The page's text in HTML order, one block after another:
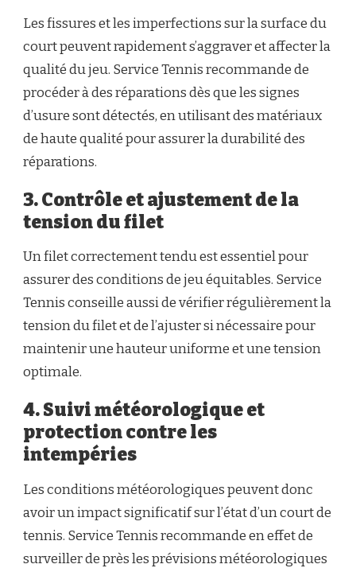
Les fissures et les imperfections sur la surface du
court peuvent rapidement s’aggraver et affecter la
qualité du jeu. Service Tennis recommande de
procéder à des réparations dès que les signes
d’usure sont détectés, en utilisant des matériaux
de haute qualité pour assurer la durabilité des
réparations.
3. Contrôle et ajustement de la
tension du filet
Un filet correctement tendu est essentiel pour
assurer des conditions de jeu équitables. Service
Tennis conseille aussi de vérifier régulièrement la
tension du filet et de l’ajuster si nécessaire pour
maintenir une hauteur uniforme et une tension
optimale.
4. Suivi météorologique et
protection contre les
intempéries
Les conditions météorologiques peuvent donc
avoir un impact significatif sur l’état d’un court de
tennis. Service Tennis recommande en effet de
surveiller de près les prévisions météorologiques